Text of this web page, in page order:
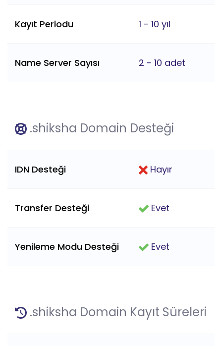
Kayıt Periodu 1 - 10 yıl
Name Server Sayısı 2 - 10 adet
.shiksha Domain Desteği
IDN Desteği Hayır
Transfer Desteği Evet
Yenileme Modu Desteği Evet
.shiksha Domain Kayıt Süreleri